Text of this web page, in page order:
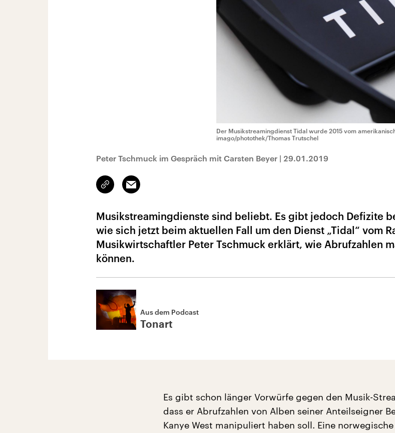
Der Musikstreamingdienst Tidal wurde 2015 vom
imago/photothek/Thomas Trutschel
Peter Tschmuck im Gespräch mit Carsten Beyer | 29.01.2019
Link
kopieren/teilen
Email
Musikstreamingdienste sind beliebt. Es gibt jedoch Defizite
wie sich jetzt beim aktuellen Fall um den Dienst „Tidal“ vom
Musikwirtschaftler Peter Tschmuck erklärt, wie Abrufzahlen
können.
Aus dem Podcast
Tonart
Es gibt schon länger Vorwürfe gegen den Musik-
dass er Abrufzahlen von Alben seiner Anteilseigner
Kanye West manipuliert haben soll. Eine